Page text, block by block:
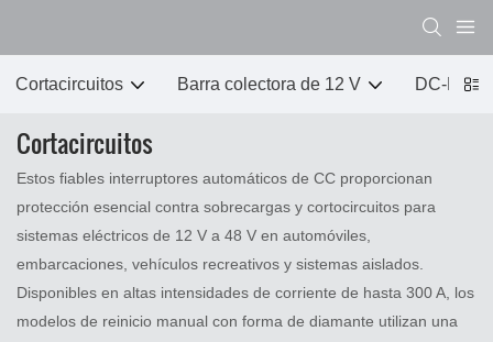
Cortacircuitos Barra colectora de 12 V DC-DC
Cortacircuitos
Estos fiables interruptores automáticos de CC proporcionan
protección esencial contra sobrecargas y cortocircuitos para
sistemas eléctricos de 12 V a 48 V en automóviles,
embarcaciones, vehículos recreativos y sistemas aislados.
Disponibles en altas intensidades de corriente de hasta 300 A, los
modelos de reinicio manual con forma de diamante utilizan una